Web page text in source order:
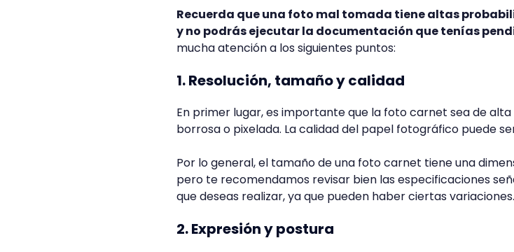
Recuerda que una foto mal tomada tiene altas
y no podrás ejecutar la documentación que tenías
mucha atención a los siguientes puntos:
1. Resolución, tamaño y calidad
En primer lugar, es importante que la foto carnet sea de alta
borrosa o pixelada. La calidad del papel fotográfico puede
Por lo general, el tamaño de una foto carnet tiene una
pero te recomendamos revisar bien las especificaciones
que deseas realizar, ya que pueden haber ciertas variaciones.
2. Expresión y postura